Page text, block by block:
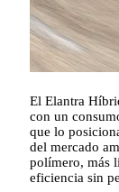
El Elantra
con un
que lo
del mercado
polímero, más
eficiencia sin